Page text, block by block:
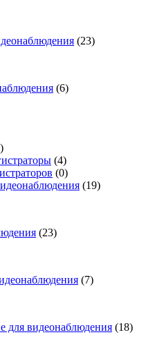
(23)
(6)
(4)
(0)
(19)
(23)
(7)
для видеонаблюдения (18)